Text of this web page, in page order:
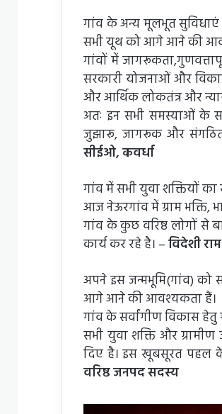
गांव के अन्य मूलभूत
सभी यूथ को आगे आने की
गांवों में
सरकारी योजनाओं और
और आर्थिक लोकतंत्र और
अतः इन सभी समस्याओं के
जुझारू, जागरूक और
सीईओ, कवर्धा
गांव में सभी युवा शक्तियों
आज नेऊरगांव में ग्राम भक्ति,
गांव के कुछ वरिष्ठ लोगों से
कार्य कर रहे है। –विदेशी
अपने इस जन्मभूमि(गांव) को
आगे आने की आवश्यकता हैं।
गांव के सर्वांगीण विकास हेतु
सभी युवा शक्ति और
दिए है। इस खूबसूरत पहल
वरिष्ठ जनपद सदस्य